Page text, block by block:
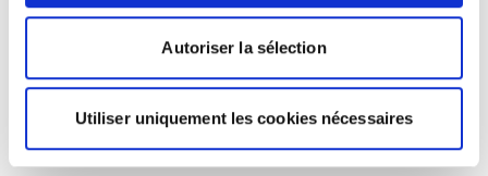
Autoriser la sélection
Utiliser uniquement les cookies nécessaires